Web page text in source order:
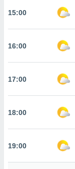
no
abono
15:00
16:00
17:00
18:00
19:00